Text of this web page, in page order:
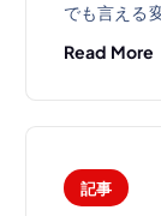
でも言える
Read More
記事